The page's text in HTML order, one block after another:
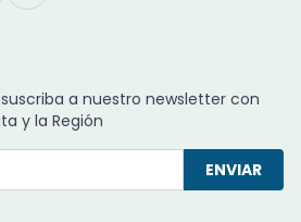
a nuestro newsletter con
y la Región
ENVIAR